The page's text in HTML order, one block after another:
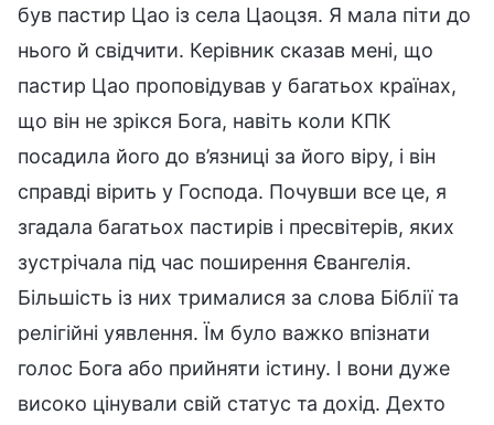
був пастир Цао із села Цаоцзя. Я мала піти до
нього й свідчити. Керівник сказав мені, що
пастир Цао проповідував у багатьох країнах,
що він не зрікся Бога, навіть коли КПК
посадила його до в’язниці за його віру, і він
справді вірить у Господа. Почувши все це, я
згадала багатьох пастирів і пресвітерів, яких
зустрічала під час поширення Євангелія.
Більшість із них трималися за слова Біблії та
релігійні уявлення. Їм було важко впізнати
голос Бога або прийняти істину. І вони дуже
високо цінували свій статус та дохід. Дехто